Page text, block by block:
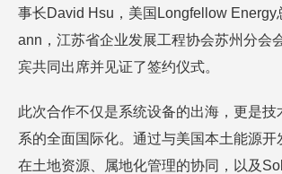
事长David Hsu，美国Longfellow Energy
ann，江苏省企业发展工程协会苏州分会
宾共同出席并见证了签约仪式。
此次合作不仅是系统设备的出海，更是技
系的全面国际化。通过与美国本土能源
在土地资源、属地化管理的协同，以及